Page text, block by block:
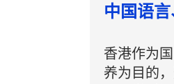
中国语
香港作为
养为目的